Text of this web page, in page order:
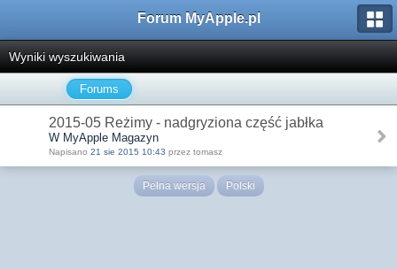
Forum MyApple.pl
Wyniki wyszukiwania
Forums
2015-05 Reżimy - nadgryziona część jabłka
W MyApple Magazyn
Napisano 21 sie 2015 10:43 przez tomasz
Pełna wersja Polski